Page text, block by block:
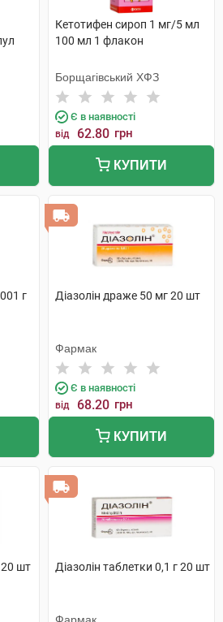
Кетотифен сироп 1 мг/5 мл
100 мл 1 флакон
Борщагівський ХФЗ
Є в наявності
від 62.80 грн
КУПИТИ
г
Діазолін драже 50 мг 20 шт
Фармак
Є в наявності
від 68.20 грн
КУПИТИ
20 шт Діазолін таблетки 0,1 г 20 шт